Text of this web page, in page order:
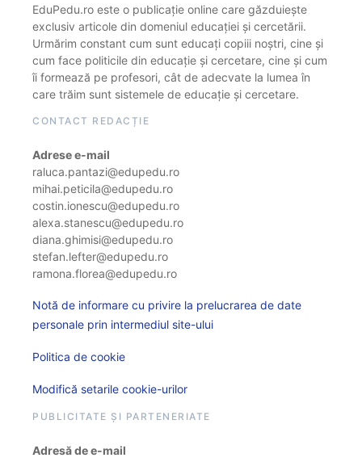
EduPedu.ro este o publicație online care găzduiește
exclusiv articole din domeniul educației și cercetării.
Urmărim constant cum sunt educați copiii noștri, cine și
cum face politicile din educație și cercetare, cine și cum
îi formează pe profesori, cât de adecvate la lumea în
care trăim sunt sistemele de educație și cercetare.
CONTACT REDACȚIE
Adrese e-mail
raluca.pantazi@edupedu.ro
mihai.peticila@edupedu.ro
costin.ionescu@edupedu.ro
alexa.stanescu@edupedu.ro
diana.ghimisi@edupedu.ro
stefan.lefter@edupedu.ro
ramona.florea@edupedu.ro
Notă de informare cu privire la prelucrarea de date
personale prin intermediul site-ului
Politica de cookie
Modifică setarile cookie-urilor
PUBLICITATE ȘI PARTENERIATE
Adresă de e-mail